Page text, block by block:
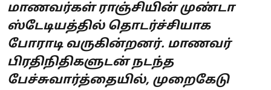
மாணவர்கள் ராஞ்சியின் முண்டா
ஸ்டேடியத்தில் தொடர்ச்சியாக
போராடி வருகின்றனர். மாணவர்
பிரதிநிதிகளுடன் நடந்த
பேச்சுவார்த்தையில், முறைகேடு